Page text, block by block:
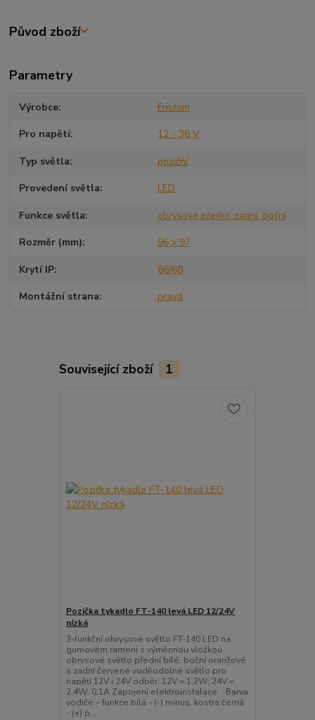
Původ zboží
Parametry
Výrobce Fristom
Pro napětí 12 - 36 V
Typ světla poziční
Provedení světla LED
Funkce světla obrysové přední, zadní, boční
Rozměr (mm) 96 x 97
Krytí IP 66/68
Montážní strana pravá
Související zboží 1
Pozička tykadlo FT-140 levá LED 12/24V
nízká
3-funkční obrysové světlo FT-140 LED na
gumovém rameni s výměnnou vložkou
obrysové světlo přední bílé, boční oranžové
a zadní červené voděodolné světlo pro
napětí 12V i 24V odběr: 12V = 1,2W; 24V =
2,4W; 0,1A Zapojení elektroinstalace: Barva
vodiče – funkce bílá - (-) mínus, kostra černá
- (+) p...